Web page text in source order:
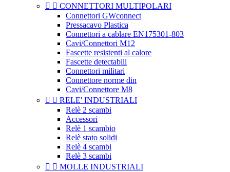
  CONNETTORI MULTIPOLARI
Connettori GWconnect
Pressacavo Plastica
Connettori a cablare EN175301-803
Cavi/Connettori M12
Fascette resistenti al calore
Fascette detectabili
Connettori militari
Connettore norme din
Cavi/Connettore M8
  RELE' INDUSTRIALI
Relè 2 scambi
Accessori
Relè 1 scambio
Relè stato solidi
Relè 4 scambi
Relè 3 scambi
  MOLLE INDUSTRIALI